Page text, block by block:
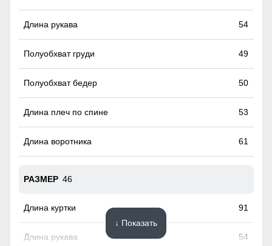
54
49
50
53
61
46
91
54
↓ Показать